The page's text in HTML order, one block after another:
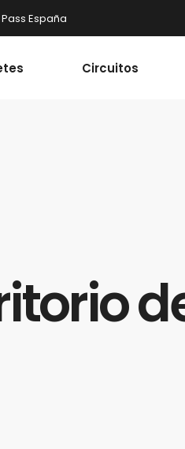
España
Circuitos